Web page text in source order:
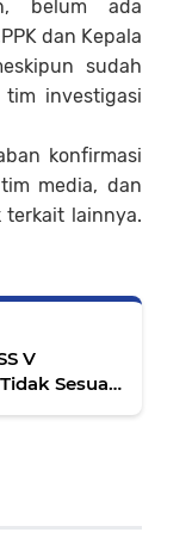
belum ada
dan Kepala
sudah
investigasi
konfirmasi
media, dan
terkait lainnya.
V
Sesuai